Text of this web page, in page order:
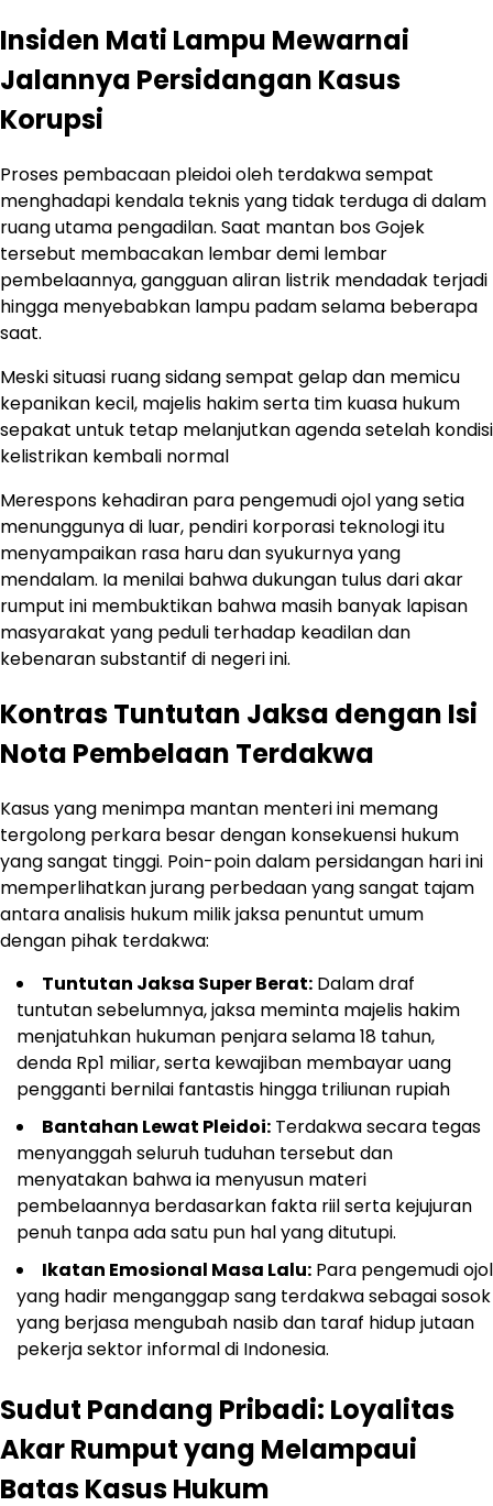
Insiden Mati Lampu Mewarnai
Jalannya Persidangan Kasus
Korupsi
Proses pembacaan pleidoi oleh terdakwa sempat
menghadapi kendala teknis yang tidak terduga di dalam
ruang utama pengadilan. Saat mantan bos Gojek
tersebut membacakan lembar demi lembar
pembelaannya, gangguan aliran listrik mendadak terjadi
hingga menyebabkan lampu padam selama beberapa
saat.
Meski situasi ruang sidang sempat gelap dan memicu
kepanikan kecil, majelis hakim serta tim kuasa hukum
sepakat untuk tetap melanjutkan agenda setelah kondisi
kelistrikan kembali normal
Merespons kehadiran para pengemudi ojol yang setia
menunggunya di luar, pendiri korporasi teknologi itu
menyampaikan rasa haru dan syukurnya yang
mendalam. Ia menilai bahwa dukungan tulus dari akar
rumput ini membuktikan bahwa masih banyak lapisan
masyarakat yang peduli terhadap keadilan dan
kebenaran substantif di negeri ini.
Kontras Tuntutan Jaksa dengan Isi
Nota Pembelaan Terdakwa
Kasus yang menimpa mantan menteri ini memang
tergolong perkara besar dengan konsekuensi hukum
yang sangat tinggi. Poin-poin dalam persidangan hari ini
memperlihatkan jurang perbedaan yang sangat tajam
antara analisis hukum milik jaksa penuntut umum
dengan pihak terdakwa:
Tuntutan Jaksa Super Berat: Dalam draf
tuntutan sebelumnya, jaksa meminta majelis hakim
menjatuhkan hukuman penjara selama 18 tahun,
denda Rp1 miliar, serta kewajiban membayar uang
pengganti bernilai fantastis hingga triliunan rupiah
Bantahan Lewat Pleidoi: Terdakwa secara tegas
menyanggah seluruh tuduhan tersebut dan
menyatakan bahwa ia menyusun materi
pembelaannya berdasarkan fakta riil serta kejujuran
penuh tanpa ada satu pun hal yang ditutupi.
Ikatan Emosional Masa Lalu: Para pengemudi ojol
yang hadir menganggap sang terdakwa sebagai sosok
yang berjasa mengubah nasib dan taraf hidup jutaan
pekerja sektor informal di Indonesia.
Sudut Pandang Pribadi: Loyalitas
Akar Rumput yang Melampaui
Batas Kasus Hukum